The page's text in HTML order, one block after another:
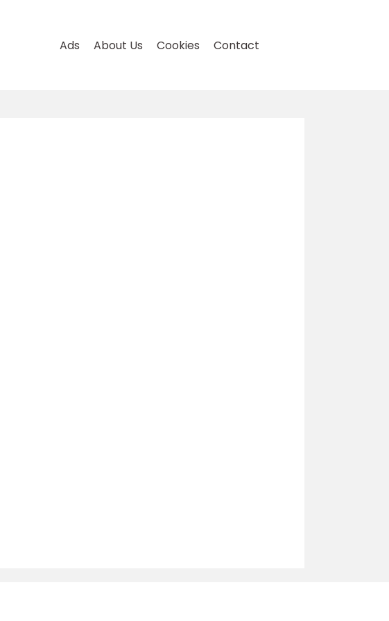
Ads About Us Cookies Contact